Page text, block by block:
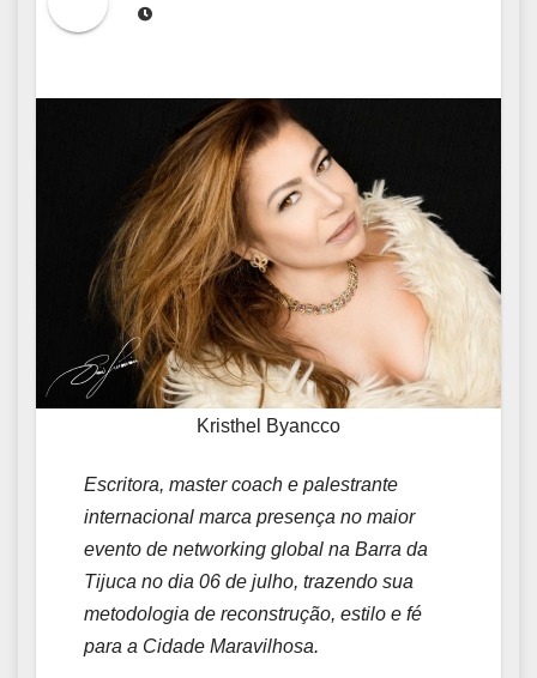
Kristhel Byancco
Escritora, master coach e palestrante
internacional marca presença no maior
evento de networking global na Barra da
Tijuca no dia 06 de julho, trazendo sua
metodologia de reconstrução, estilo e fé
para a Cidade Maravilhosa.